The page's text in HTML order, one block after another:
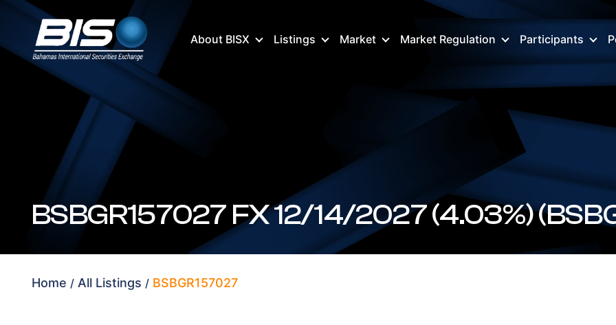
About BISX Listings Market Market Regulation Participants
BSBGR157027 FX 12/14/2027
Home All Listings BSBGR157027